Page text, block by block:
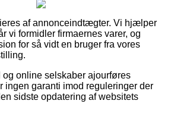
af annonceindtægter. Vi hjælper
vi formidler firmaernes varer, og
for så vidt en bruger fra vores
online selskaber ajourføres
ingen garanti imod reguleringer der
sidste opdatering af websitets